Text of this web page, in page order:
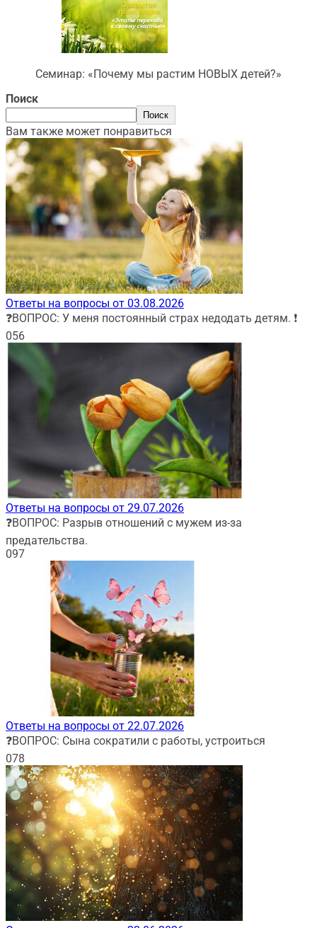
Семинар: «Почему мы растим НОВЫХ детей?»
Поиск
Поиск
Вам также может понравиться
Ответы на вопросы от 03.08.2026
❓ВОПРОС: У меня постоянный страх недодать детям. ❗
056
Ответы на вопросы от 29.07.2026
❓ВОПРОС: Разрыв отношений с мужем из-за
предательства.
097
Ответы на вопросы от 22.07.2026
❓ВОПРОС: Сына сократили с работы, устроиться
078